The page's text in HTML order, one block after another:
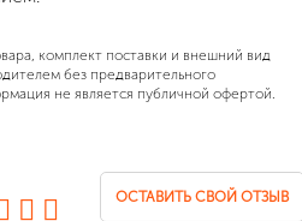
комплект поставки и внешний вид
без предварительного
не является публичной офертой.
ОСТАВИТЬ СВОЙ ОТЗЫВ